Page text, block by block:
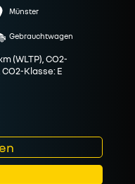
Münster
Gebrauchtwagen
(WLTP), CO2-
CO2-Klasse: E